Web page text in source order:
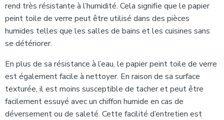
rend très résistante à l’humidité. Cela signifie que le papier
peint toile de verre peut être utilisé dans des pièces
humides telles que les salles de bains et les cuisines sans
se détériorer.
En plus de sa résistance à l’eau, le papier peint toile de verre
est également facile à nettoyer. En raison de sa surface
texturée, il est moins susceptible de tacher et peut être
facilement essuyé avec un chiffon humide en cas de
déversement ou de saleté. Cette facilité d’entretien est